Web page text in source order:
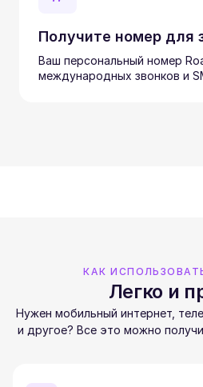
Получите номер для
Ваш персональный номер
международных звонков и
КАК ИСПОЛЬЗОВАТЬ
Легко и
Нужен мобильный интернет,
и другое? Все это можно